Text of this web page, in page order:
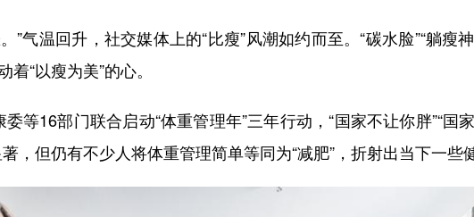
温回升，社交媒体上的“比瘦”风潮如约而至。“碳水脸”“躺瘦
着“以瘦为美”的心。
16部门联合启动“体重管理年”三年行动，“国家不让你胖”“国
，但仍有不少人将体重管理简单等同为“减肥”，折射出当下一些